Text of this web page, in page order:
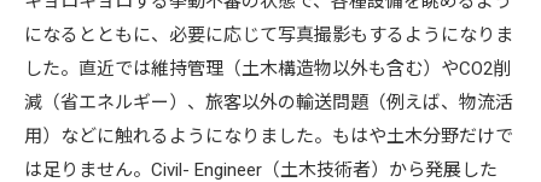
になるとともに、必要に応じて写真撮影もするようになりま
した。直近では維持管理（土木構造物以外も含む）やCO2削
減（省エネルギー）、旅客以外の輸送問題（例えば、物流活
用）などに触れるようになりました。もはや土木分野だけで
は足りません。Civil- Engineer（土木技術者）から発展した